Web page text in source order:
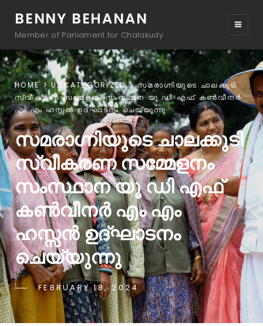
BENNY BEHANAN
Member of Parliament for Chalakudy
HOME UNCATEGORIZED
സമരാഗ്നിയുടെ ചാലക്കുടി
സ്വീകരണ സമ്മേളനം സംസ്ഥാന യൂ ഡി എഫ് കൺവീനർ
എം എം ഹസ്സൻ ഉദ്ഘാടനം ചെയ്യുന്നു
സമരാഗ്നിയുടെ ചാലക്കുടി
സ്വീകരണ സമ്മേളനം
സംസ്ഥാന യൂ ഡി എഫ്
കൺവീനർ എം എം
ഹസ്സൻ ഉദ്ഘാടനം
ചെയ്യുന്നു
FEBRUARY 18, 2024